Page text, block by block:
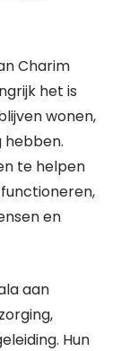
Charim
het is
wonen,
hebben.
te helpen
en
aan
Hun